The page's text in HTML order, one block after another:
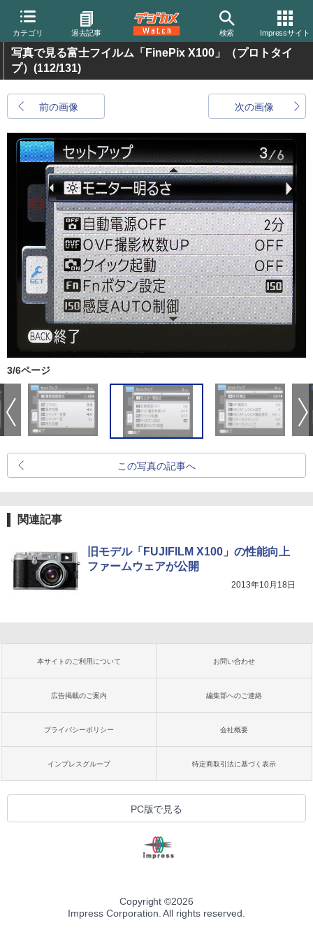
カテゴリ 過去記事 検索 Impressサイト
写真で見る富士フイルム「FinePix X100」（プロトタイ
プ） (112/131)
前の画像 次の画像
3/6ページ
この写真の記事へ
関連記事
旧モデル「FUJIFILM X100」の性能向上
ファームウェアが公開
2013年10月18日
本サイトのご利用について お問い合わせ
広告掲載のご案内 編集部へのご連絡
プライバシーポリシー 会社概要
インプレスグループ 特定商取引法に基づく表示
PC版で見る
Copyright ©2026
Impress Corporation. All rights reserved.